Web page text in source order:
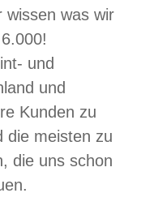
wissen was wir
und
und
Kunden zu
die meisten zu
die uns schon